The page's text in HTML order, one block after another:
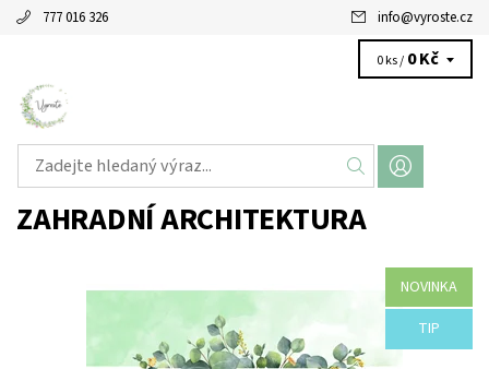
777 016 326 info@vyroste.cz
0 ks / 0 Kč
ZAHRADNÍ ARCHITEKTURA
NOVINKA
TIP
Nevíte si rady s dárkem pro své blízké na míru? Darujte jim třeba
hodinu odborné konzultace na jejich zahrádce... Napiště nám na...
Skladem
VYROSTE